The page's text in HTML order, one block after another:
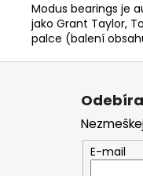
Modus bearings je
jako Grant Taylor,
palce (balení
Z
E-mail